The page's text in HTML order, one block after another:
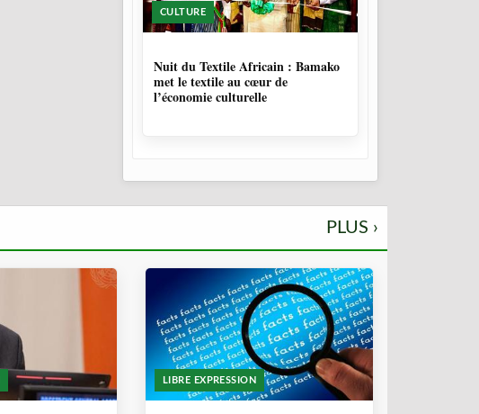
CULTURE
Nuit du Textile Africain : Bamako
met le textile au cœur de
l’économie culturelle
PLUS ›
LIBRE EXPRESSION